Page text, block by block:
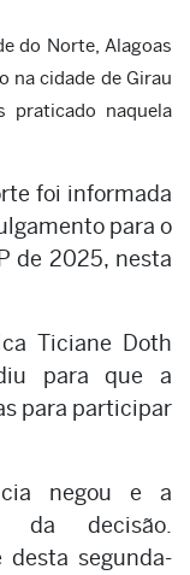
do Norte, Alagoas
na cidade de Girau
praticado naquela
foi informada
para o
de 2025, nesta
Ticiane Doth
para que a
para participar
negou e a
da decisão.
segunda-